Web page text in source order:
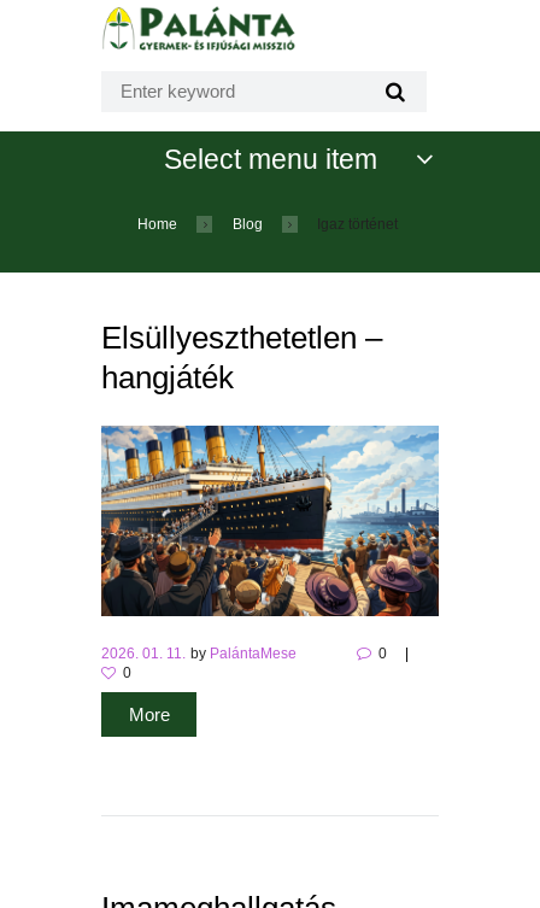
Select menu item
Home Blog Igaz történet
Elsüllyeszthetetlen –
hangjáték
2026. 01. 11. by PalántaMese
0
0
More